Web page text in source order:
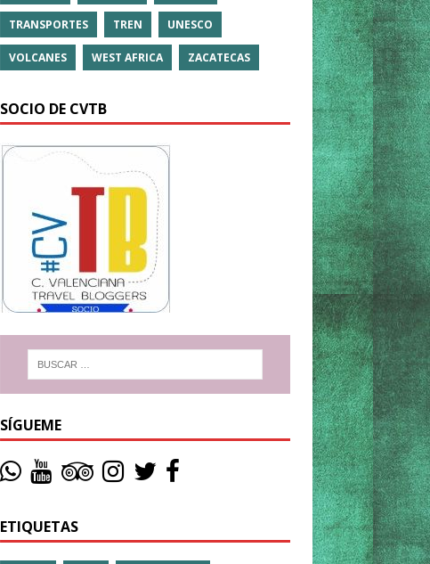
TRANSPORTES TREN UNESCO
VOLCANES WEST AFRICA ZACATECAS
SOCIO DE CVTB
SÍGUEME
ETIQUETAS